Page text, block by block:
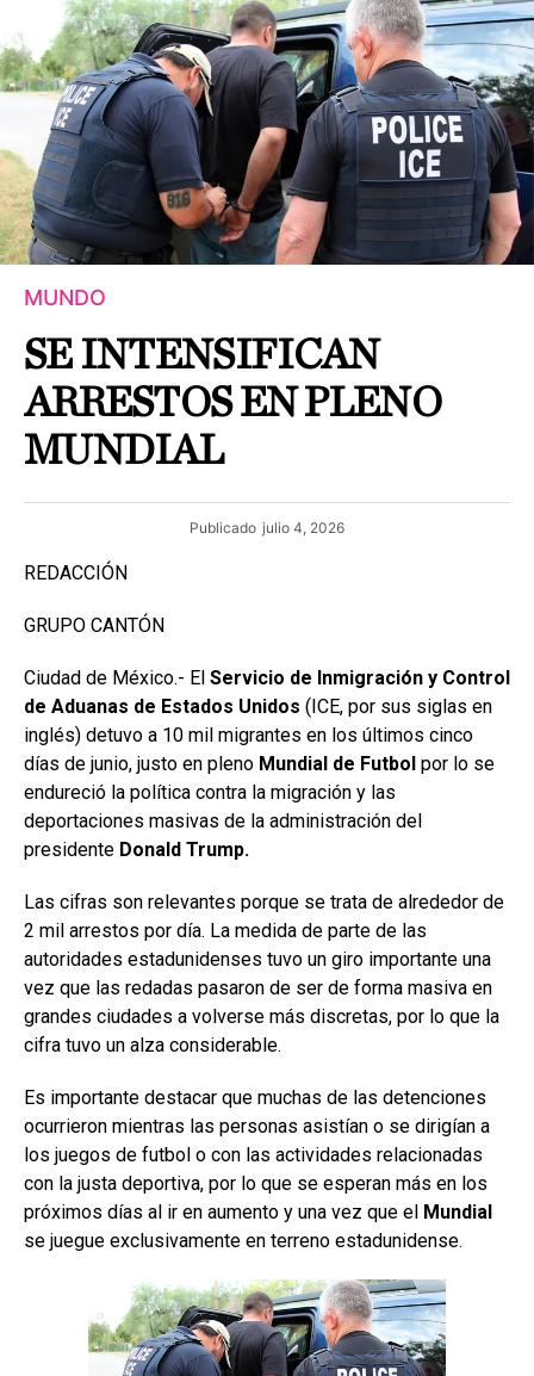
MUNDO
SE INTENSIFICAN
ARRESTOS EN PLENO
MUNDIAL
Publicado julio 4, 2026
REDACCIÓN
GRUPO CANTÓN
Ciudad de México.- El Servicio de Inmigración y Control
de Aduanas de Estados Unidos (ICE, por sus siglas en
inglés) detuvo a 10 mil migrantes en los últimos cinco
días de junio, justo en pleno Mundial de Futbol por lo se
endureció la política contra la migración y las
deportaciones masivas de la administración del
presidente Donald Trump.
Las cifras son relevantes porque se trata de alrededor de
2 mil arrestos por día. La medida de parte de las
autoridades estadunidenses tuvo un giro importante una
vez que las redadas pasaron de ser de forma masiva en
grandes ciudades a volverse más discretas, por lo que la
cifra tuvo un alza considerable.
Es importante destacar que muchas de las detenciones
ocurrieron mientras las personas asistían o se dirigían a
los juegos de futbol o con las actividades relacionadas
con la justa deportiva, por lo que se esperan más en los
próximos días al ir en aumento y una vez que el Mundial
se juegue exclusivamente en terreno estadunidense.